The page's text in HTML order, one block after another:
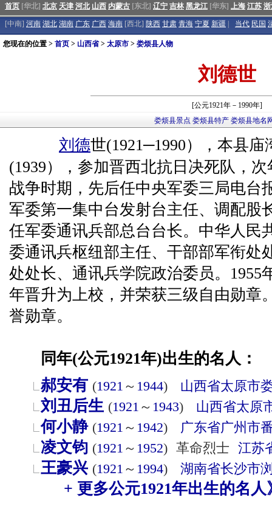
首页 [华北] 北京 天津 河北 山西 内蒙古 [东北] 辽宁 吉林 黑龙江 [华东] 上海 江苏
[中南] 河南 湖北 湖南 广东 广西 海南 [西北] 陕西 甘肃 青海 宁夏 新疆 当代 民国
您现在的位置 > 首页 > 山西省> 太原市 > 娄烦县人物
刘德世
[公元1921年－1990年]
娄烦县景点 娄烦县特产 娄烦县地名
刘德世(1921─1990），本县庙
(1939），参加晋西北抗日决死队，
战争时期，先后任中央军委三局电台
军委第一集中台发射台主任、调配股
任军委通讯兵部总台台长。中华人民
委通讯兵枢纽部主任、干部部军衔处
处处长、通讯兵学院政治委员。1955
年晋升为上校，并荣获三级自由勋章
誉勋章。
同年(公元1921年)出生的名人：
郝安有 (1921 ～ 1944) 山西省太原市
刘丑后生 (1921 ～ 1943) 山西省太原
何小静 (1921 ～ 1942) 广东省广州市
凌文钧 (1921 ～ 1952) 革命烈士 江苏
王豪兴 (1921 ～ 1994) 湖南省长沙市
+ 更多公元1921年出生的名人